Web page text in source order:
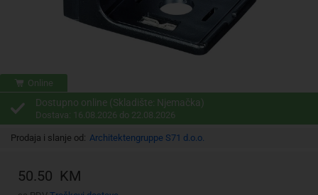
Online
Dostupno online (Skladište: Njemačka)
Dostava: 16.08.2026 do 22.08.2026
Prodaja i slanje od: Architektengruppe S71 d.o.o.
50.50 KM